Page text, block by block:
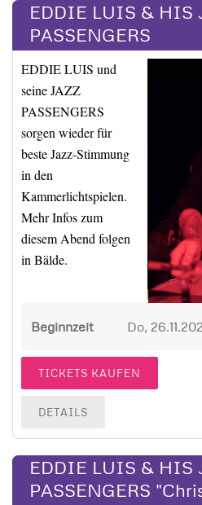
EDDIE LUIS & HIS
PASSENGERS
EDDIE LUIS und
seine JAZZ
PASSENGERS
sorgen wieder für
beste Jazz-Stimmung
in den
Kammerlichtspielen.
Mehr Infos zum
diesem Abend folgen
in Bälde.
Beginnzeit Do,
TICKETS KAUFEN
DETAILS
EDDIE LUIS & HIS
PASSENGERS